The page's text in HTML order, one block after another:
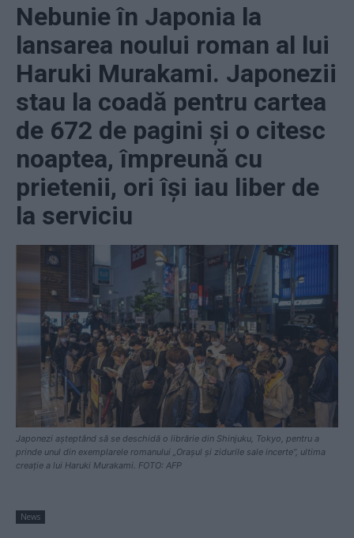
Nebunie în Japonia la
lansarea noului roman al lui
Haruki Murakami. Japonezii
stau la coadă pentru cartea
de 672 de pagini și o citesc
noaptea, împreună cu
prietenii, ori își iau liber de
la serviciu
Japonezi așteptând să se deschidă o librărie din Shinjuku, Tokyo, pentru a
prinde unul din exemplarele romanului „Orașul și zidurile sale incerte“, ultima
creație a lui Haruki Murakami. FOTO: AFP
News